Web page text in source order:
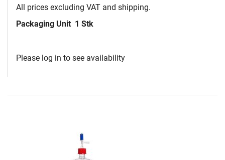
All prices excluding VAT and shipping.
Packaging Unit 1 Stk
Please log in to see availability